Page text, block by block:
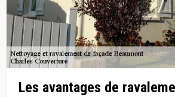
Les avantages de